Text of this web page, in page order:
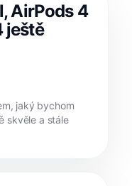
AirPods 4
ještě
jaký bychom
skvěle a stále